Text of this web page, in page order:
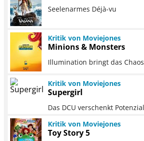
Seelenarmes Déjà-vu
Kritik von Moviejones
Minions & Monsters
Illumination bringt das
Kritik von Moviejones
Supergirl
Das DCU verschenkt Potenzial
Kritik von Moviejones
Toy Story 5